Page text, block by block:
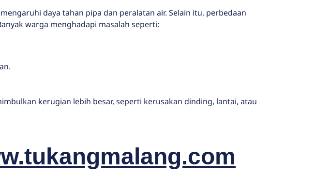
daya tahan pipa dan peralatan air. Selain itu, perbedaan
warga menghadapi masalah seperti:
kerugian lebih besar, seperti kerusakan dinding, lantai, atau